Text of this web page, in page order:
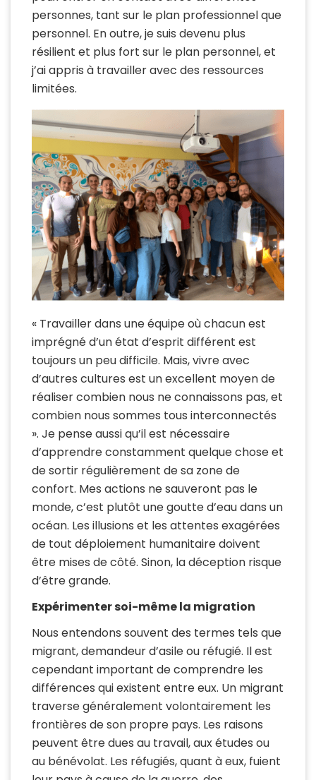
personnes, tant sur le plan professionnel que
personnel. En outre, je suis devenu plus
résilient et plus fort sur le plan personnel, et
j’ai appris à travailler avec des ressources
limitées.
« Travailler dans une équipe où chacun est
imprégné d’un état d’esprit différent est
toujours un peu difficile. Mais, vivre avec
d’autres cultures est un excellent moyen de
réaliser combien nous ne connaissons pas, et
combien nous sommes tous interconnectés
». Je pense aussi qu’il est nécessaire
d’apprendre constamment quelque chose et
de sortir régulièrement de sa zone de
confort. Mes actions ne sauveront pas le
monde, c’est plutôt une goutte d’eau dans un
océan. Les illusions et les attentes exagérées
de tout déploiement humanitaire doivent
être mises de côté. Sinon, la déception risque
d’être grande.
Expérimenter soi-même la migration
Nous entendons souvent des termes tels que
migrant, demandeur d’asile ou réfugié. Il est
cependant important de comprendre les
différences qui existent entre eux. Un migrant
traverse généralement volontairement les
frontières de son propre pays. Les raisons
peuvent être dues au travail, aux études ou
au bénévolat. Les réfugiés, quant à eux, fuient